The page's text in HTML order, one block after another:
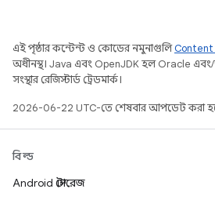
এই পৃষ্ঠার কন্টেন্ট ও কোডের নমুনাগুলিContent
অধীনস্থ। Java এবং OpenJDK হল Oracle
সংস্থার রেজিস্টার্ড ট্রেডমার্ক।
2026-06-22 UTC-তে শেষবার আপডেট করা
বিল্ড
Android স্টোরেজ